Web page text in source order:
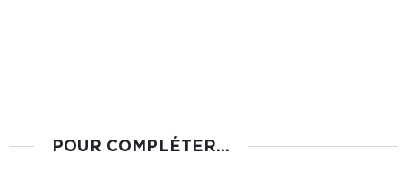
POUR COMPLÉTER...